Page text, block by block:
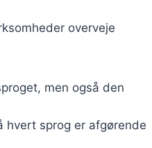
overveje
men også den
hvert sprog er afgørende